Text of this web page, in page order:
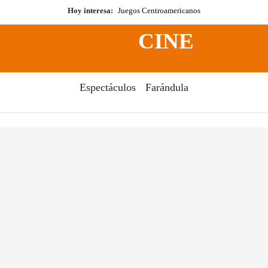
Hoy interesa: Juegos Centroamericanos
CINE
Espectáculos Farándula